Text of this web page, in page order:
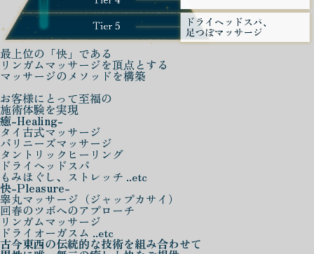
最上位の「快」である
リンガムマッサージを頂点とする
マッサージのメソッドを構築
お客様にとって至福の
施術体験を実現
癒-Healing-
タイ古式マッサージ
バリニーズマッサージ
タントリックヒーリング
ドライヘッドスパ
もみほぐし、ストレッチ ..etc
快-Pleasure-
睾丸マッサージ（ジャップカサイ）
回春のツボへのアプローチ
リンガムマッサージ
ドライオーガスム ..etc
古今東西の伝統的な技術を組み合わせて